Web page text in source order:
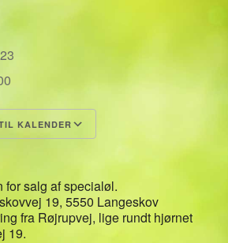
KALENDER
Google Kalender
for salg af specialøl.
19, 5550 Langeskov
fra Røjrupvej, lige rundt hjørnet
19.